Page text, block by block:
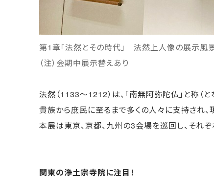
第1章「法然とその時代」 法然上人像の展示風
（注）会期中展示替えあり
法然（1133～1212）は、「南無阿弥陀仏」と称（
貴族から庶民に至るまで多くの人々に支持され
本展は東京、京都、九州の3会場を巡回し、それ
関東の浄土宗寺院に注目！